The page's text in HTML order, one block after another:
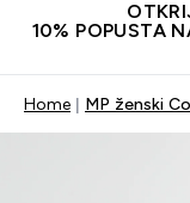
10% POPUSTA
Home MP ženski